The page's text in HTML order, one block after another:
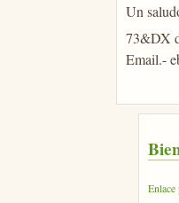
Un
73&DX
Email.-
Enlace